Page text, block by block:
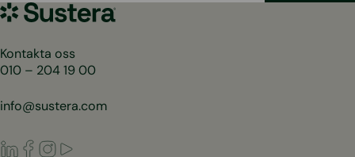
Sustera
Sweden
Kontakta oss
010 – 204 19 00
info@sustera.com
LinkedIn
Facebook
Instagram